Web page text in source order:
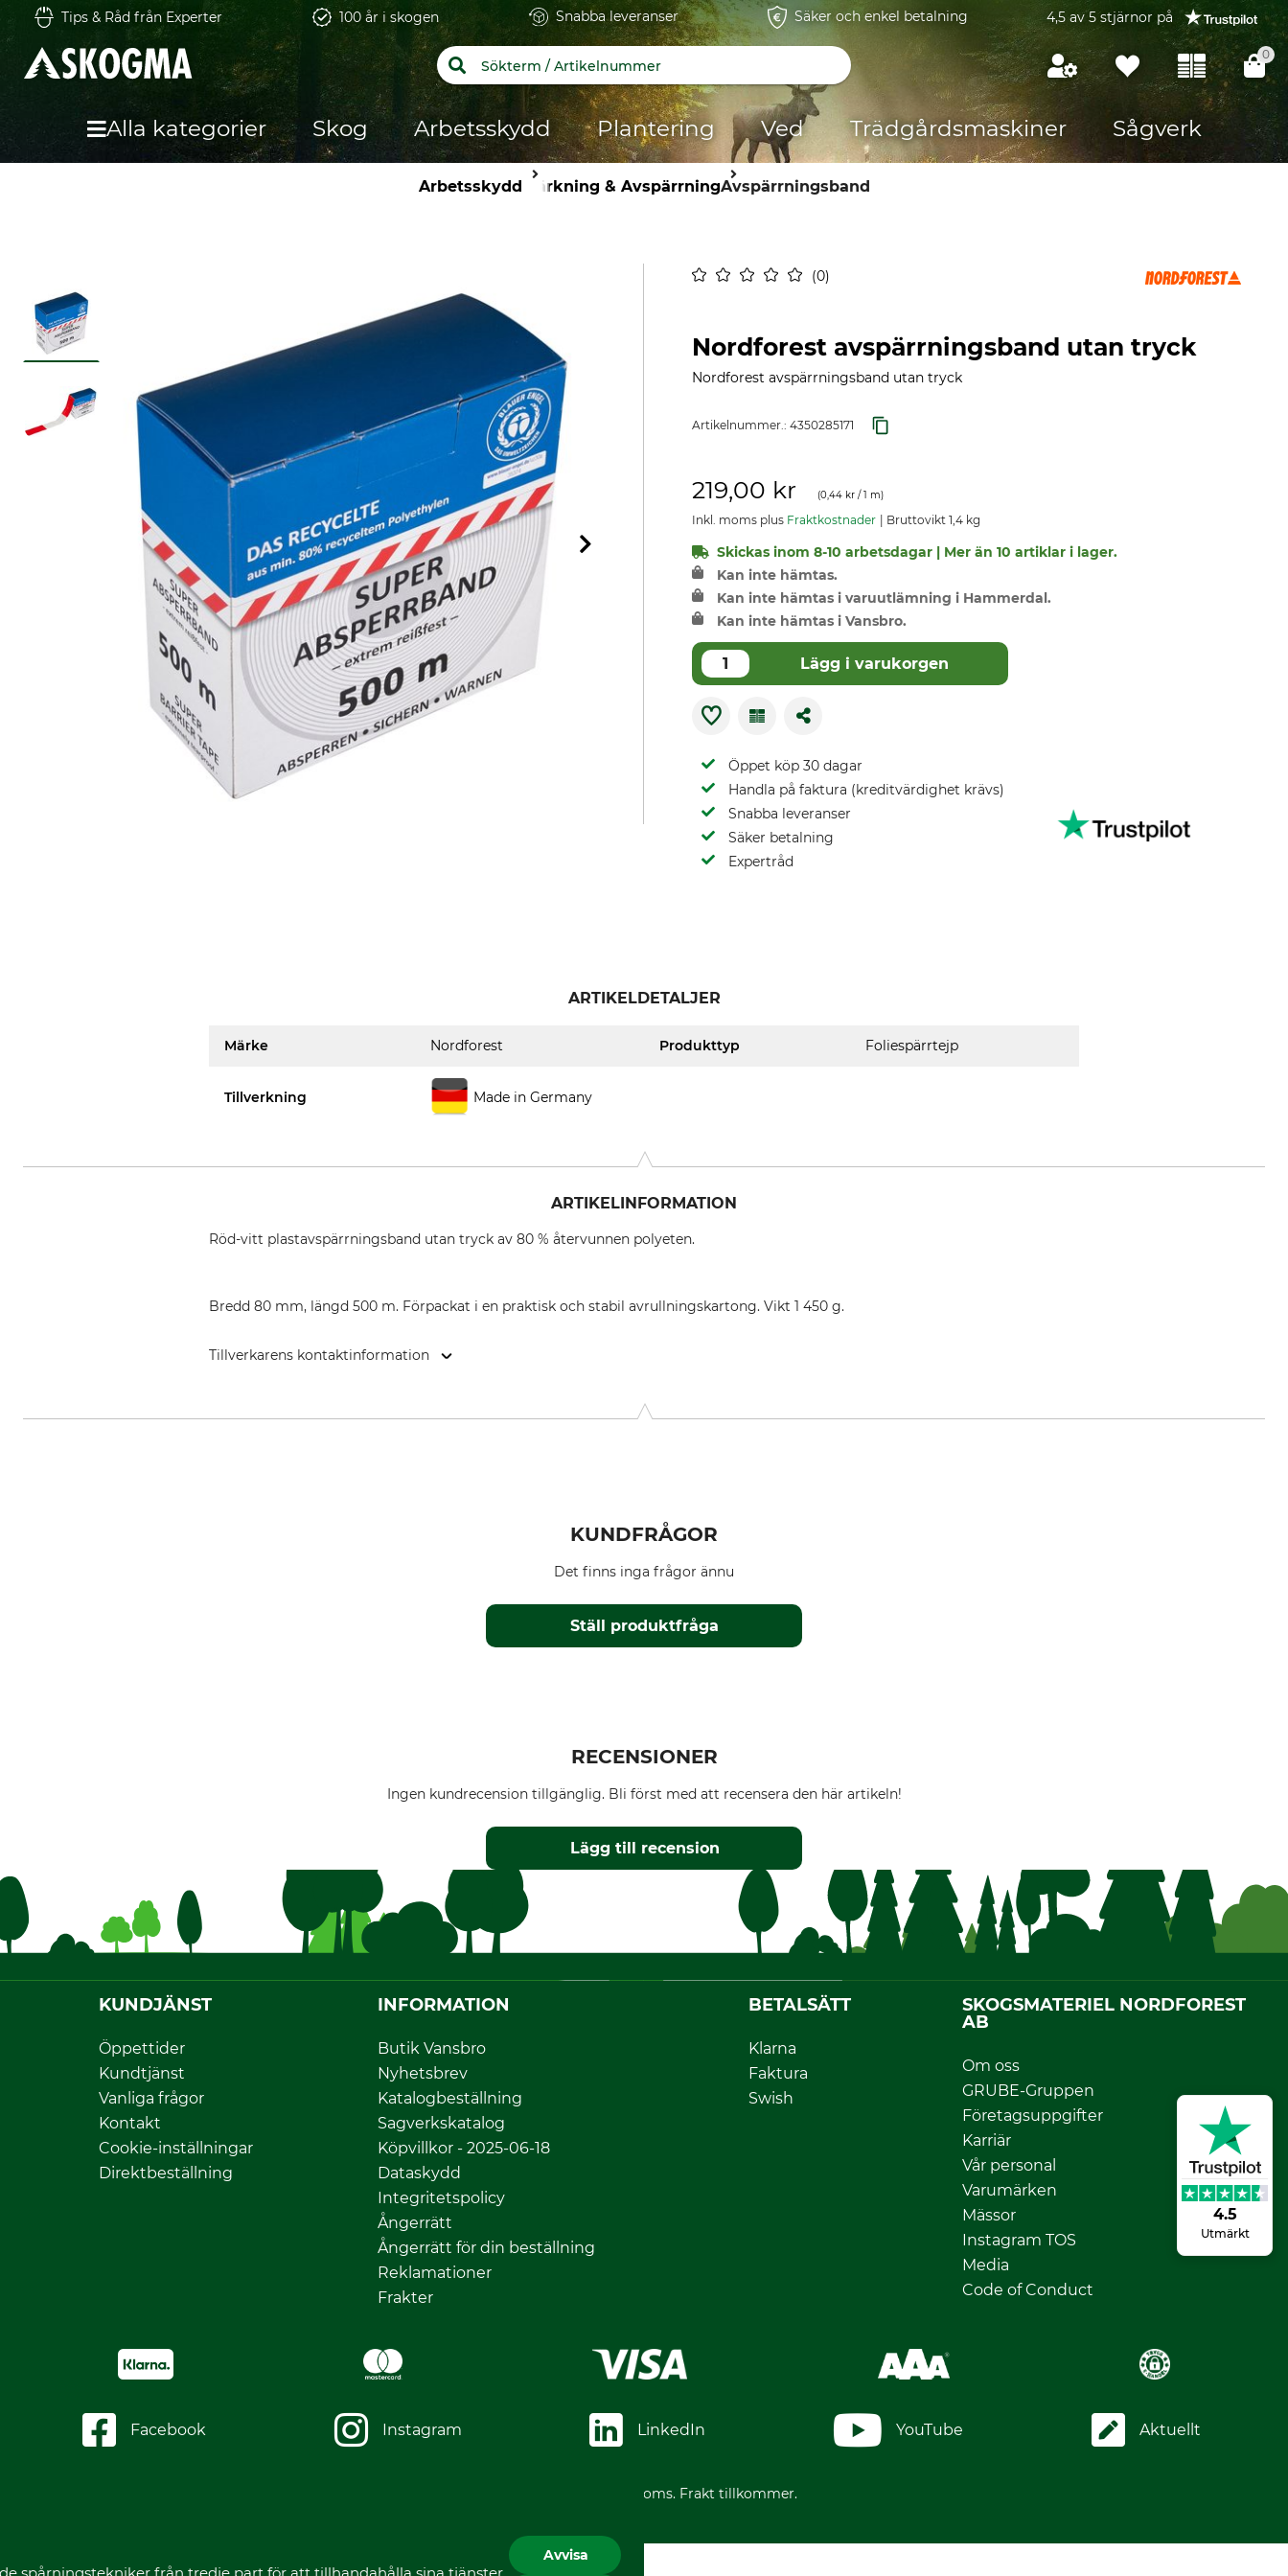
4.5
Utmärkt
Tips & Råd från Experter 100 år i skogen Snabba leveranser Säker och enkel betalning 4,5 av 5 stjärnor på
0
Alla kategorier Skog Arbetsskydd Plantering Ved Trädgårdsmaskiner Sågverk
Arbetsskydd Märkning & AvspärrningAvspärrningsband
0
Nordforest avspärrningsband utan tryck
Nordforest avspärrningsband utan tryck
Artikelnummer.: 4350285171
219,00 kr (0,44 kr / 1 m)
Inkl. moms plus Fraktkostnader Bruttovikt 1,4 kg
Skickas inom 8-10 arbetsdagar | Mer än 10 artiklar i lager.
Kan inte hämtas.
Kan inte hämtas i varuutlämning i Hammerdal.
Kan inte hämtas i Vansbro.
Lägg i varukorgen
Öppet köp 30 dagar
Handla på faktura (kreditvärdighet krävs)
Snabba leveranser
Säker betalning
Expertråd
ARTIKELDETALJER
Märke Nordforest Produkttyp Foliespärrtejp
Tillverkning Made in Germany
ARTIKELINFORMATION
Röd-vitt plastavspärrningsband utan tryck av 80 % återvunnen polyeten.
Bredd 80 mm, längd 500 m. Förpackat i en praktisk och stabil avrullningskartong. Vikt 1 450 g.
Tillverkarens kontaktinformation
KUNDFRÅGOR
Ställ produktfråga
Det finns inga frågor ännu
RECENSIONER
Ingen kundrecension tillgänglig. Bli först med att recensera den här artikeln!
Lägg till recension
KUNDJÄNST
Öppettider
Kundtjänst
Vanliga frågor
Kontakt
Cookie-inställningar
Direktbeställning
INFORMATION
Butik Vansbro
Nyhetsbrev
Katalogbeställning
Sagverkskatalog
Köpvillkor - 2025-06-18
Dataskydd
Integritetspolicy
Ångerrätt
Ångerrätt för din beställning
Reklamationer
Frakter
BETALSÄTT
Klarna
Faktura
Swish
SKOGSMATERIEL NORDFOREST
AB
Om oss
GRUBE-Gruppen
Företagsuppgifter
Karriär
Vår personal
Varumärken
Mässor
Instagram TOS
Media
Code of Conduct
Facebook Instagram LinkedIn YouTube Aktuellt
*Alla priser inklusive moms. Frakt tillkommer.
Avvisa